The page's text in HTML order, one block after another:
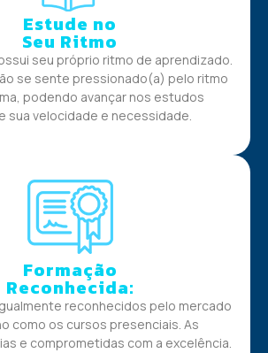
Estude no
Seu Ritmo
seu próprio ritmo de aprendizado.
se sente pressionado(a) pelo ritmo
podendo avançar nos estudos
sua velocidade e necessidade.
Formação
Reconhecida:
reconhecidos pelo mercado
como os cursos presenciais. As
e comprometidas com a excelência.